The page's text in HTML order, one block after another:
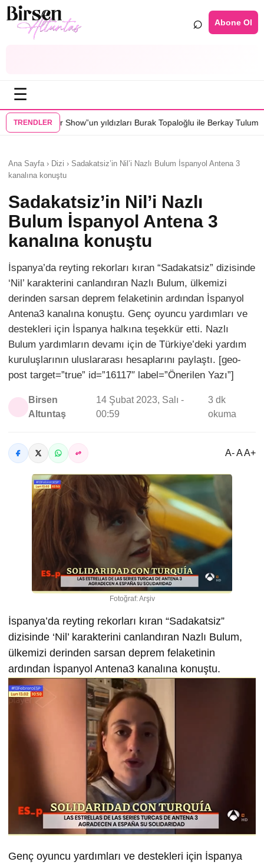
⌕ Abone Ol
☰
TRENDLER
yıldızları Burak Topaloğlu ile Berkay Tulumbacı “Ecünni” filminde
Ana Sayfa › Dizi › Sadakatsiz’in Nil’i Nazlı Bulum İspanyol Antena 3
kanalına konuştu
Sadakatsiz’in Nil’i Nazlı
Bulum İspanyol Antena 3
kanalına konuştu
İspanya’da reyting rekorları kıran “Sadakatsiz” dizisinde
‘Nil’ karakterini canlandıran Nazlı Bulum, ülkemizi
derinden sarsan deprem felaketinin ardından İspanyol
Antena3 kanalına konuştu. Genç oyuncu yardımları ve
destekleri için İspanya halkına teşekkür etti. Nazlı
Bulum yardımların devamı için de Türkiye’deki yardım
kuruluşlarının uluslararası hesaplarını paylaştı. [geo-
post target=”true” id=”16117″ label=”Önerilen Yazı”]
Birsen
Altuntaş
14 Şubat 2023, Salı -
00:59
3 dk
okuma
A- A A+
Fotoğraf: Arşiv
İspanya’da reyting rekorları kıran “Sadakatsiz”
dizisinde ‘Nil’ karakterini canlandıran Nazlı Bulum,
ülkemizi derinden sarsan deprem felaketinin
ardından İspanyol Antena3 kanalına konuştu.
Genç oyuncu yardımları ve destekleri için İspanya